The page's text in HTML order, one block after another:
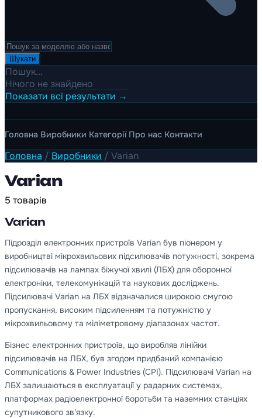
Шукати
Пошук...
Нічого не знайдено
Показати всі результати →
Головна Виробники Категорії Про нас Контакти
Головна / Виробники / Varian
Varian
5 товарів
Varian
Підрозділ електронних пристроїв Varian був піонером у
виробництві мікрохвильових підсилювачів потужності, зокрема
підсилювачів на лампах біжучої хвилі (ЛБХ) для оборонної
електроніки, телекомунікацій та наукових досліджень.
Підсилювачі Varian на ЛБХ відзначалися широкою смугою
пропускання, високим підсиленням та потужністю у
мікрохвильовому та міліметровому діапазонах частот.
Бізнес електронних пристроїв, що виробляв лінійки
підсилювачів на ЛБХ, був згодом придбаний компанією
Communications & Power Industries (CPI). Підсилювачі Varian на
ЛБХ залишаються в експлуатації у радарних системах,
платформах радіоелектронної боротьби та наземних станціях
супутникового зв'язку.